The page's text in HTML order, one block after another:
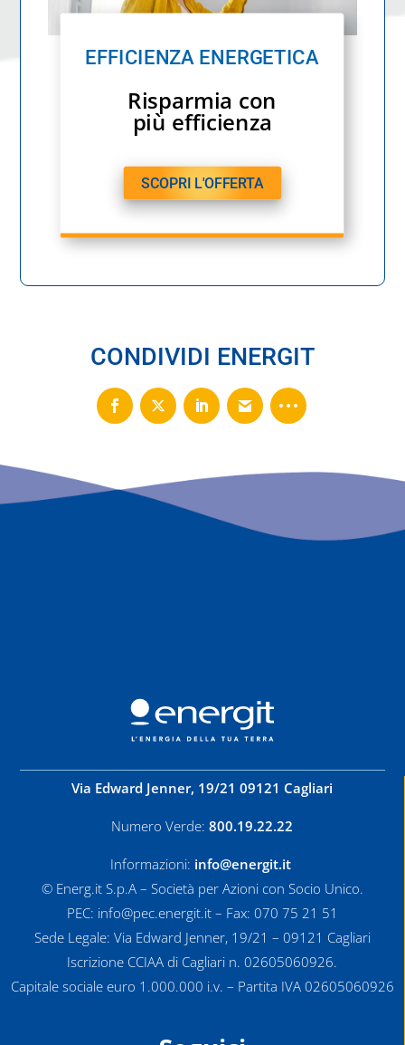
EFFICIENZA ENERGETICA
Risparmia con
più efficienza
SCOPRI L'OFFERTA
CONDIVIDI ENERGIT
Via Edward Jenner, 19/21 09121 Cagliari
Numero Verde: 800.19.22.22
Informazioni: info@energit.it
© Energ.it S.p.A – Società per Azioni con Socio Unico.
PEC: info@pec.energit.it – Fax: 070 75 21 51
Sede Legale: Via Edward Jenner, 19/21 – 09121 Cagliari
Iscrizione CCIAA di Cagliari n. 02605060926.
Capitale sociale euro 1.000.000 i.v. – Partita IVA 02605060926